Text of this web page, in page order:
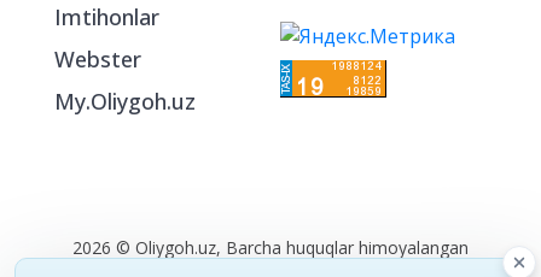
Imtihonlar
Webster
My.Oliygoh.uz
2026 © Oliygoh.uz, Barcha huquqlar himoyalangan